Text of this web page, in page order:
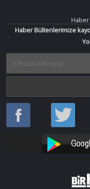
Haber Bültenlerimize
Haber
Oku
Haber
Oku